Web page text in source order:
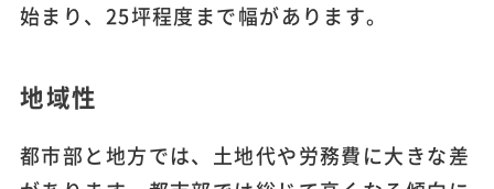
始まり、25坪程度まで幅があります。
地域性
都市部と地方では、土地代や労務費に大きな差